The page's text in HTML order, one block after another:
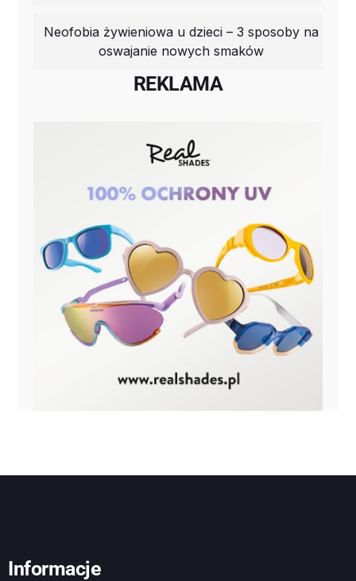
Neofobia żywieniowa u dzieci – 3 sposoby na
oswajanie nowych smaków
REKLAMA
Informacje